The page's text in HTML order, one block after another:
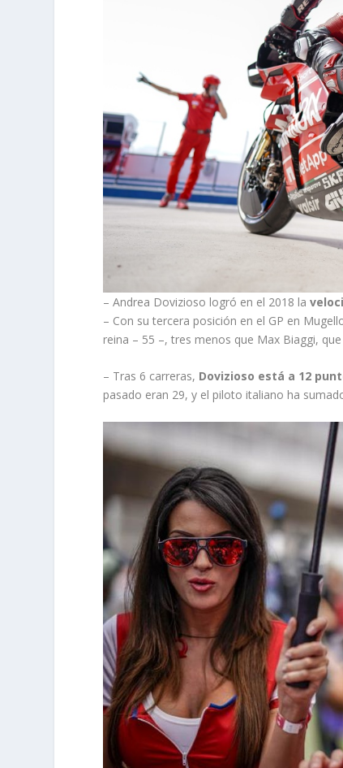
– Andrea Dovizioso logró en el 2018 la
– Con su tercera posición en el GP en
reina – 55 –, tres menos que Max Biaggi,
– Tras 6 carreras, Dovizioso está a 12
pasado eran 29, y el piloto italiano ha